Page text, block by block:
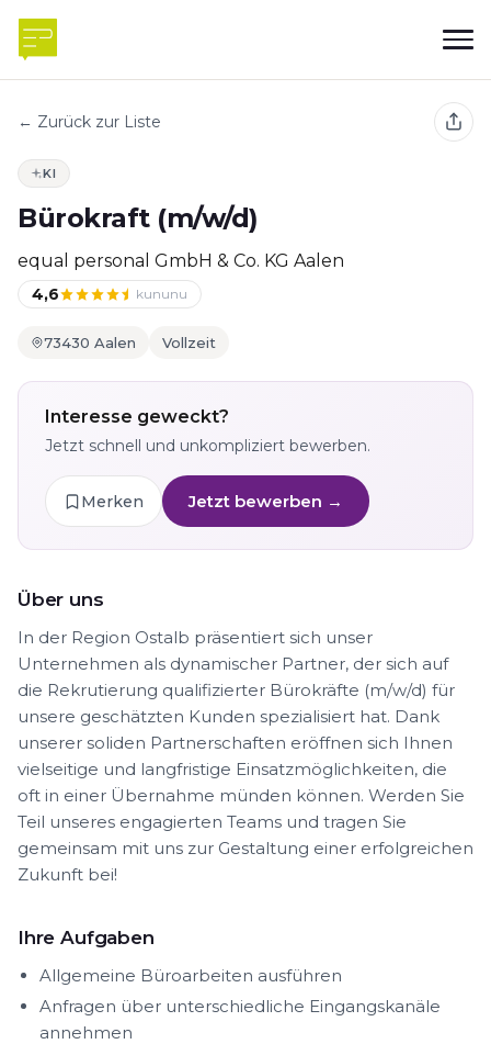
← Zurück zur Liste
KI
Bürokraft (m/w/d)
equal personal GmbH & Co. KG Aalen
4,6 kununu
73430 Aalen Vollzeit
Interesse geweckt?
Jetzt schnell und unkompliziert bewerben.
Merken Jetzt bewerben →
Über uns
In der Region Ostalb präsentiert sich unser
Unternehmen als dynamischer Partner, der sich auf
die Rekrutierung qualifizierter Bürokräfte (m/w/d) für
unsere geschätzten Kunden spezialisiert hat. Dank
unserer soliden Partnerschaften eröffnen sich Ihnen
vielseitige und langfristige Einsatzmöglichkeiten, die
oft in einer Übernahme münden können. Werden Sie
Teil unseres engagierten Teams und tragen Sie
gemeinsam mit uns zur Gestaltung einer erfolgreichen
Zukunft bei!
Ihre Aufgaben
Allgemeine Büroarbeiten ausführen
Anfragen über unterschiedliche Eingangskanäle
annehmen